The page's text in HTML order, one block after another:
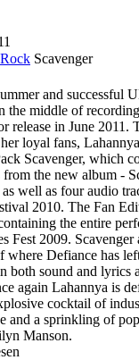
Rock Scavenger
and successful
the middle of
release in June 2011.
loyal fans,
Scavenger, which
the new album -
well as four audio
2010. The Fan
the entire
Fest 2009. Scavenger
where Defiance has
both sound and lyrics
again Lahannya is
cocktail of
and a sprinkling of
Manson.